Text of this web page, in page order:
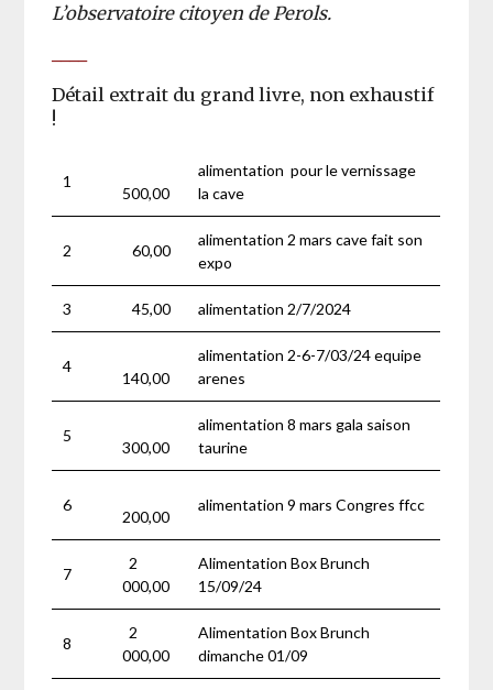
L’observatoire citoyen de Perols.
Détail extrait du grand livre, non exhaustif
!
1
500,00
alimentation pour le vernissage
la cave
2 60,00
alimentation 2 mars cave fait son
expo
3 45,00 alimentation 2/7/2024
4
140,00
alimentation 2-6-7/03/24 equipe
arenes
5
300,00
alimentation 8 mars gala saison
taurine
6
200,00
alimentation 9 mars Congres ffcc
7
2
000,00
Alimentation Box Brunch
15/09/24
8
2
000,00
Alimentation Box Brunch
dimanche 01/09